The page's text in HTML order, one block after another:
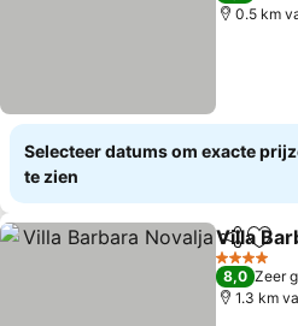
0.5 km
Selecteer datums om exacte
te zien
Delen
Villa
4 Sterren
8,0 Zeer
1.3 km